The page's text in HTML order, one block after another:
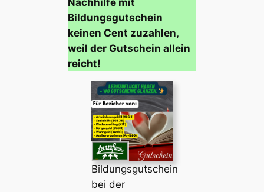
Bildungsgutschein
keinen Cent zuzahlen,
weil der Gutschein allein
reicht!
Bildungsgutschein
bei der